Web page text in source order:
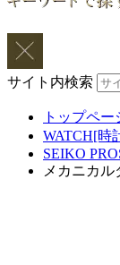
サイト内検索
トップペー
WATCH[時
SEIKO
メカニカ